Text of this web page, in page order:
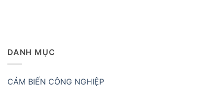
DANH MỤC
CẢM BIẾN CÔNG NGHIỆP